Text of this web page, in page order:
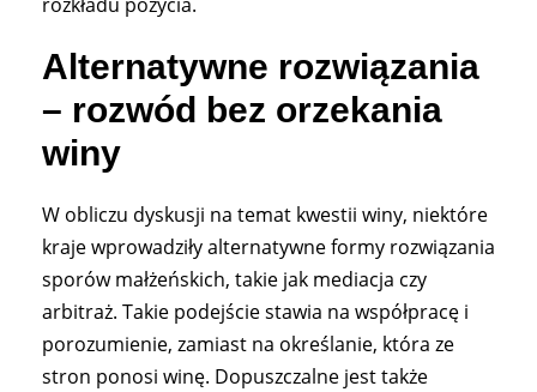
rozkładu pożycia.
Alternatywne rozwiązania
– rozwód bez orzekania
winy
W obliczu dyskusji na temat kwestii winy, niektóre
kraje wprowadziły alternatywne formy rozwiązania
sporów małżeńskich, takie jak mediacja czy
arbitraż. Takie podejście stawia na współpracę i
porozumienie, zamiast na określanie, która ze
stron ponosi winę. Dopuszczalne jest także